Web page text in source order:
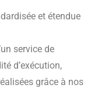
et étendue
service de
d’exécution,
grâce à nos